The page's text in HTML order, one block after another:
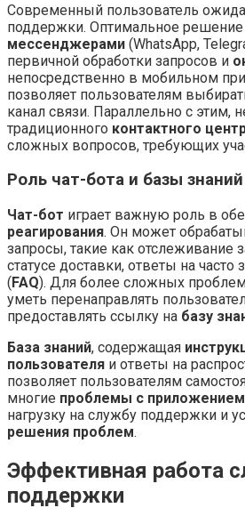
Современный пользователь
поддержки. Оптимальное решение
мессенджерами (WhatsApp,
первичной обработки запросов и
непосредственно в мобильном
позволяет пользователям
канал связи. Параллельно с этим,
традиционного контактного
сложных вопросов, требующих
Роль чат-бота и базы знаний
Чат-бот играет важную роль в
реагирования. Он может
запросы, такие как отслеживание
статусе доставки, ответы на
(FAQ). Для более сложных
уметь перенаправлять
предоставлять ссылку на базу
База знаний, содержащая
пользователя и ответы на
позволяет пользователям
многие проблемы с приложением
нагрузку на службу поддержки и
решения проблем.
Эффективная работа
поддержки